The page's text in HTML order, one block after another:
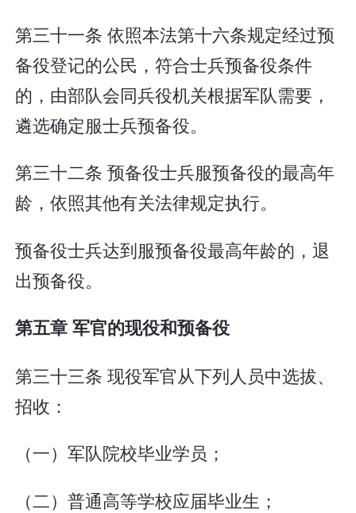
第三十一条 依照本法第十六条规定经过预
备役登记的公民，符合士兵预备役条件
的，由部队会同兵役机关根据军队需要，
遴选确定服士兵预备役。
第三十二条 预备役士兵服预备役的最高年
龄，依照其他有关法律规定执行。
预备役士兵达到服预备役最高年龄的，退
出预备役。
第五章 军官的现役和预备役
第三十三条 现役军官从下列人员中选拔、
招收：
（一）军队院校毕业学员；
（二）普通高等学校应届毕业生；